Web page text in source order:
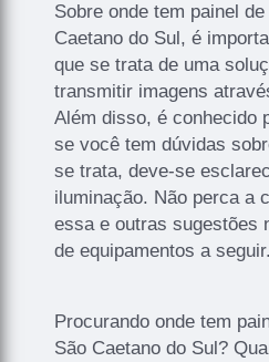
Sobre onde tem painel
Caetano do Sul, é
que se trata de uma
transmitir imagens
Além disso, é conhecido
se você tem dúvidas
se trata, deve-se
iluminação. Não perca a
essa e outras sugestões
de equipamentos a seguir.
Procurando onde tem
São Caetano do Sul?